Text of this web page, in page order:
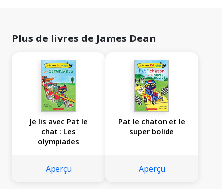
Plus de livres de James Dean
Je lis avec Pat le
chat : Les
olympiades
Aperçu
Pat le chaton et le
super bolide
Aperçu